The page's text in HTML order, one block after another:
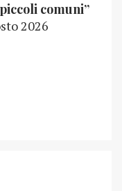
comuni”
2026